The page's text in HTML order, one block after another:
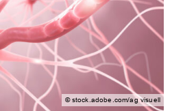
© stock.adobe.com/ag visuell